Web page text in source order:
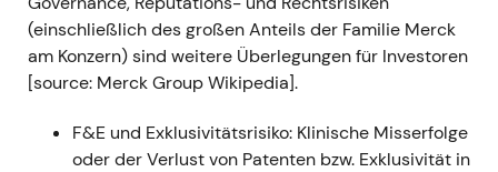
Wachstumsgeschichte; Investoren kauften die
These, dass alle drei Geschäftsbereiche
überdurchschnittliche Ergebnisse nachhaltig liefern
könnten.[3],[8]- Technisch: Anhaltender
sukzessive eingepreist wurden.[3]
(einschließlich des großen Anteils der Familie Merck
am Konzern) sind weitere Überlegungen für Investoren
[source: Merck Group Wikipedia].
F&E und Exklusivitätsrisiko: Klinische Misserfolge
oder der Verlust von Patenten bzw. Exklusivität in